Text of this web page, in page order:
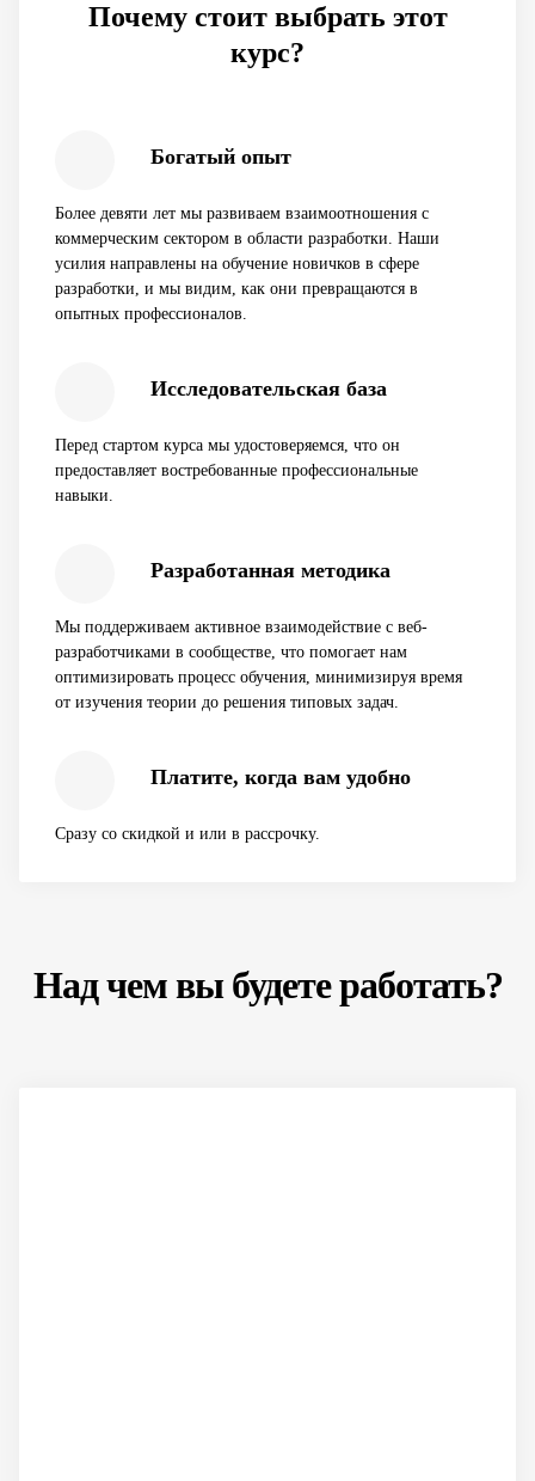
Почему стоит выбрать этот
курс?
Богатый опыт
Более девяти лет мы развиваем взаимоотношения с
коммерческим сектором в области разработки. Наши
усилия направлены на обучение новичков в сфере
разработки, и мы видим, как они превращаются в
опытных профессионалов.
Исследовательская база
Перед стартом курса мы удостоверяемся, что он
предоставляет востребованные профессиональные
навыки.
Разработанная методика
Мы поддерживаем активное взаимодействие с веб-
разработчиками в сообществе, что помогает нам
оптимизировать процесс обучения, минимизируя время
от изучения теории до решения типовых задач.
Платите, когда вам удобно
Сразу со скидкой и или в рассрочку.
Над чем вы будете работать?